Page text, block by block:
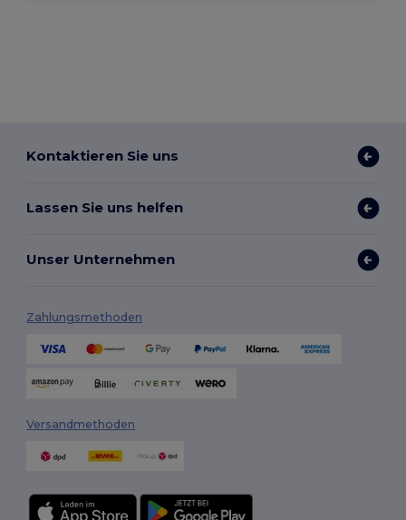
Kontaktieren Sie uns
Lassen Sie uns helfen
Unser Unternehmen
Zahlungsmethoden
Versandmethoden